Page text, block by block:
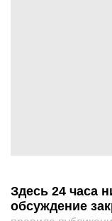
Здесь 24 часа
обсуждение